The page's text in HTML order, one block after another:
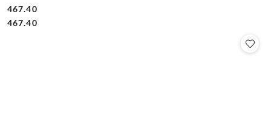
Cena:
467.40
Cena:
467.40